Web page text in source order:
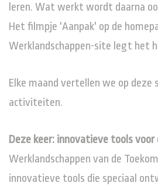
leren. Wat werkt wordt daarna
Het filmpje 'Aanpak' op de
Werklandschappen-site legt het
Elke maand vertellen we op deze
activiteiten.
Deze keer: innovatieve tools voor
Werklandschappen van de
innovatieve tools die speciaal